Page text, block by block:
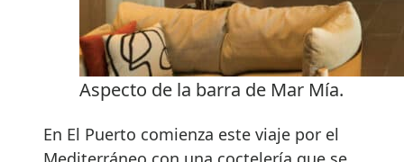
Aspecto de la barra de Mar Mía.
En El Puerto comienza este viaje por el